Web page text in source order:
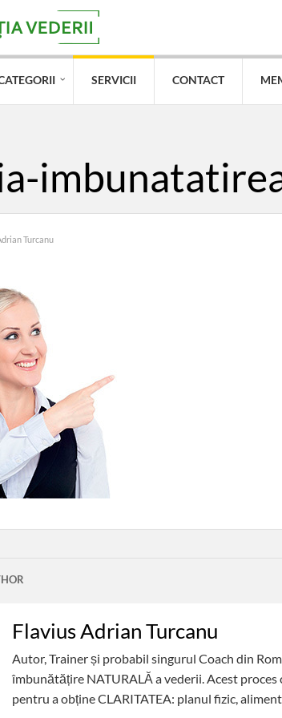
SERVICII CONTACT
Turcanu
Flavius Adrian Turcanu
Autor, Trainer și probabil singurul Coach din
îmbunătățire NATURALĂ a vederii. Acest proces
pentru a obține CLARITATEA: planul fizic,